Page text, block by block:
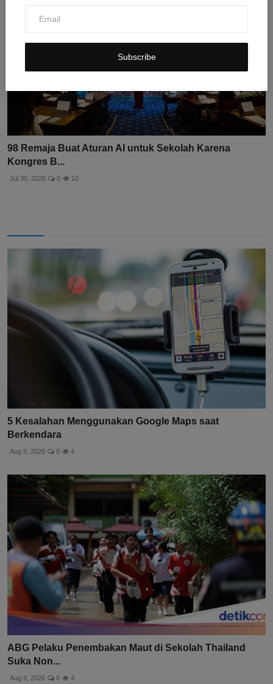
Subscribe
98 Remaja Buat Aturan AI untuk Sekolah Karena
Kongres B...
Jul 30, 2026 0 10
5 Kesalahan Menggunakan Google Maps saat
Berkendara
Aug 9, 2026 0 4
ABG Pelaku Penembakan Maut di Sekolah Thailand
Suka Non...
Aug 9, 2026 0 4